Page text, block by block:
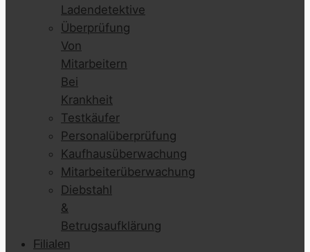
Ladendetektive
Überprüfung
Von
Mitarbeitern
Bei
Krankheit
Testkäufer
Personalüberprüfung
Kaufhausüberwachung
Mitarbeiterüberwachung
Diebstahl
&
Betrugsaufklärung
Filialen